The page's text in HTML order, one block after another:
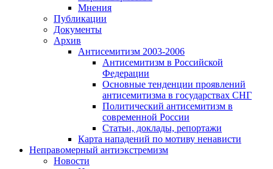
Мнения
Публикации
Документы
Архив
Антисемитизм 2003-2006
Антисемитизм в Российской
Федерации
Основные тенденции проявлений
антисемитизма в государствах СНГ
Политический антисемитизм в
современной России
Статьи, доклады, репортажи
Карта нападений по мотиву ненависти
Неправомерный антиэкстремизм
Новости